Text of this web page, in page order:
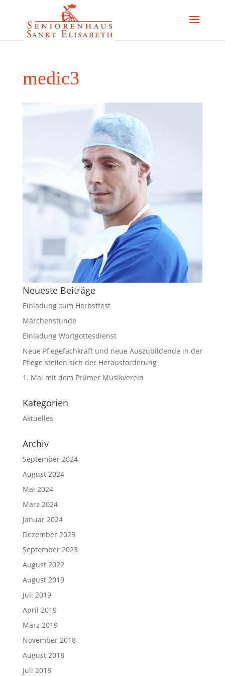
medic3
Neueste Beiträge
Einladung zum Herbstfest
Märchenstunde
Einladung Wortgottesdienst
Neue Pflegefachkraft und neue Auszubildende in der
Pflege stellen sich der Herausforderung
1. Mai mit dem Prümer Musikverein
Kategorien
Aktuelles
Archiv
September 2024
August 2024
Mai 2024
März 2024
Januar 2024
Dezember 2023
September 2023
August 2022
August 2019
Juli 2019
April 2019
März 2019
November 2018
August 2018
Juli 2018